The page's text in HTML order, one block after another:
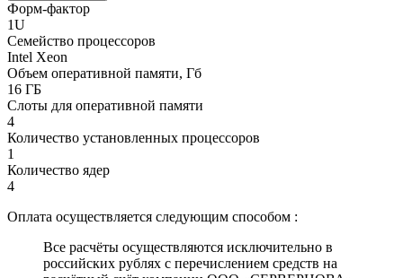
Форм-фактор
1U
Семейство процессоров
Intel Xeon
Объем оперативной памяти, Гб
16 ГБ
Слоты для оперативной памяти
4
Количество установленных процессоров
1
Количество ядер
4
Оплата осуществляется следующим способом :
Все расчёты осуществляются исключительно в
российских рублях с перечислением средств на